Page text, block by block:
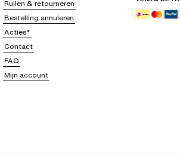
Ruilen & retourneren
Bestelling annuleren
Acties*
Contact
FAQ
Mijn account